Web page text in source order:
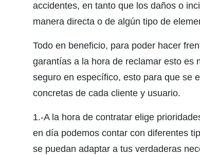
accidentes, en tanto que los daños o
manera directa o de algún tipo de
Todo en beneficio, para poder hacer
garantías a la hora de reclamar esto es
seguro en específico, esto para que se
concretas de cada cliente y usuario.
1.-A la hora de contratar elige
en día podemos contar con diferentes
se puedan adaptar a tus verdaderas